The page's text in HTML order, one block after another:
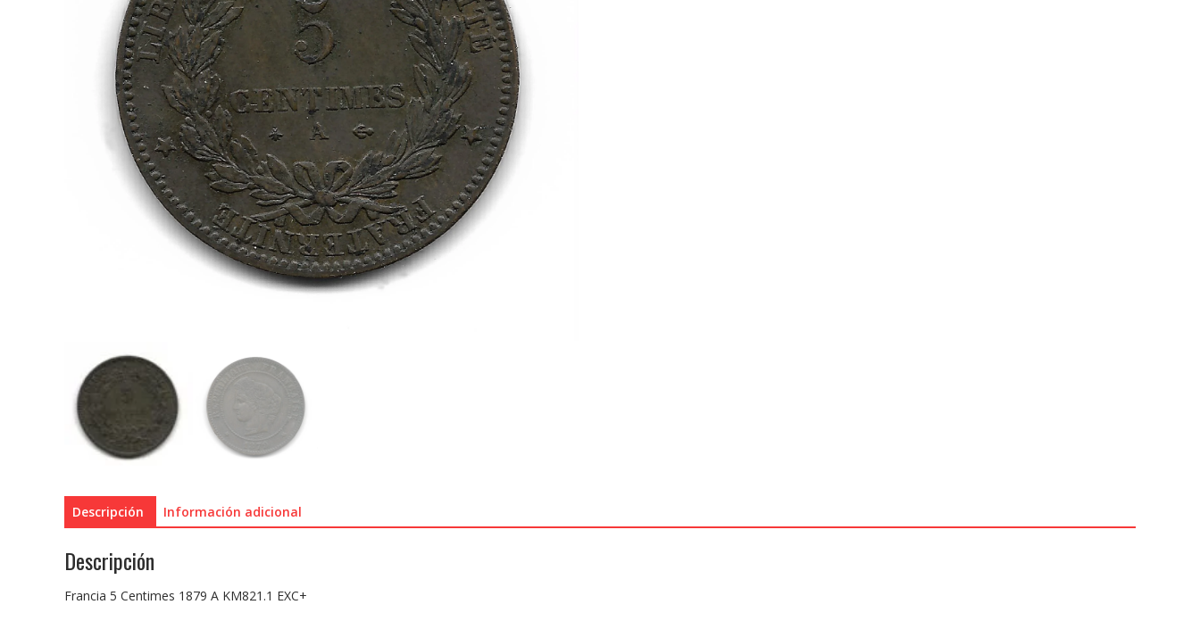
Descripción Información adicional
Descripción
Francia 5 Centimes 1879 A KM821.1 EXC+